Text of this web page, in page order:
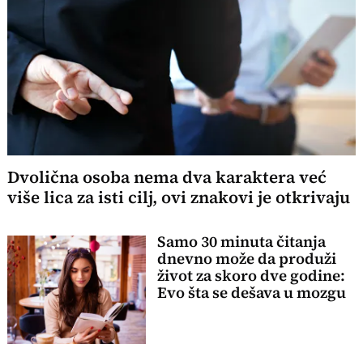
Dvolična osoba nema dva karaktera već
više lica za isti cilj, ovi znakovi je otkrivaju
Samo 30 minuta čitanja
dnevno može da produži
život za skoro dve godine:
Evo šta se dešava u mozgu